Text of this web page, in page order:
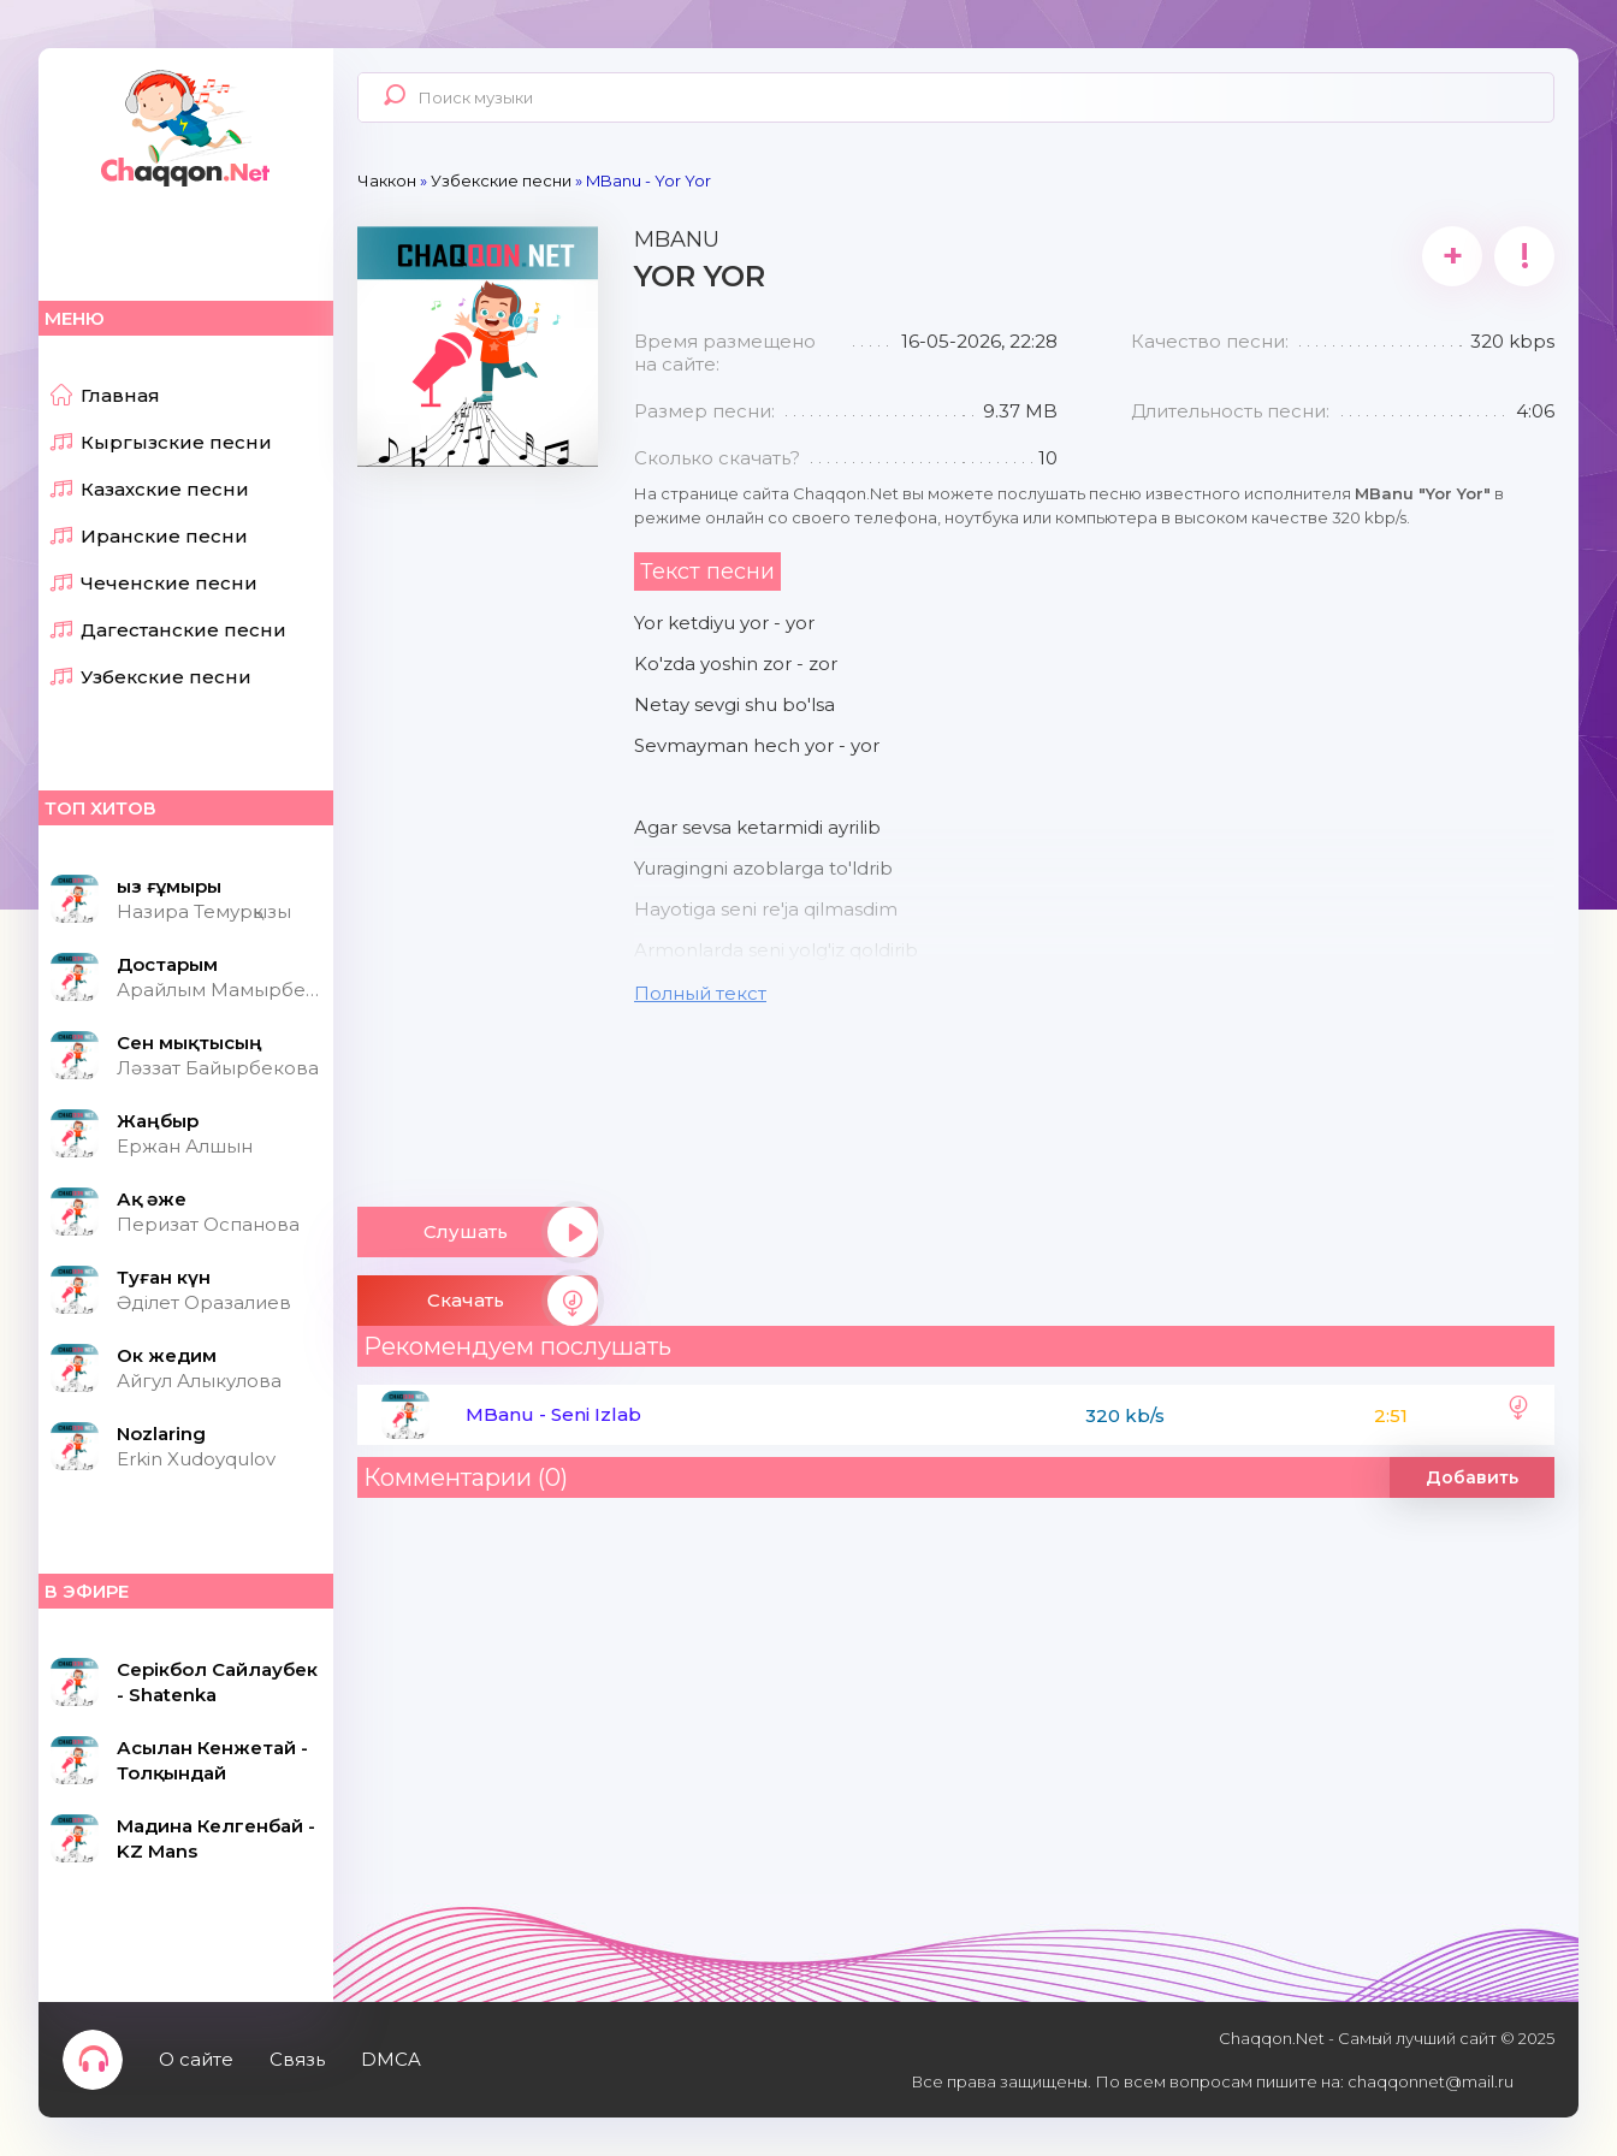
МЕНЮ
Главная
Кыргызские песни
Казахские песни
Иранские песни
Чеченские песни
Дагестанские песни
Узбекские песни
ТОП ХИТОВ
Қыз ғұмыры
Назира Темурқызы
Достарым
Арайлым Мамырбекқызы
Сен мықтысың
Ләззат Байырбекова
Жаңбыр
Ержан Алшын
Ақ әже
Перизат Оспанова
Туған күн
Әділет Оразалиев
Ок жедим
Айгул Алыкулова
Nozlaring
Erkin Xudoyqulov
В ЭФИРЕ
Серікбол Сайлаубек
- Shatenka
Асылан Кенжетай -
Толқындай
Мадина Келгенбай -
KZ Mans
Чаккон »Узбекские песни » MBanu - Yor Yor
Слушать
Скачать
MBANU
YOR YOR + !
Время размещено
на сайте:
16-05-2026, 22:28 Качество песни: 320 kbps
Размер песни: 9.37 MB Длительность песни: 4:06
Сколько скачать? 10
На странице сайта Chaqqon.Net вы можете послушать песню известного исполнителя MBanu "Yor Yor" в
режиме онлайн со своего телефона, ноутбука или компьютера в высоком качестве 320 kbp/s.
Текст песни
Yor ketdiyu yor - yor
Ko'zda yoshin zor - zor
Netay sevgi shu bo'lsa
Sevmayman hech yor - yor
Agar sevsa ketarmidi ayrilib
Yuragingni azoblarga to'ldrib
Hayotiga seni re'ja qilmasdim
Armonlarda seni yolg'iz qoldirib
Shunday inson sevamdimi jon berib
Полный текст
Рекомендуем послушать
MBanu - Seni Izlab 320 kb/s 2:51
Комментарии (0) Добавить
О сайте Связь DMCA
Chaqqon.Net - Самый лучший сайт © 2025
Все права защищены. По всем вопросам пишите на: chaqqonnet@mail.ru